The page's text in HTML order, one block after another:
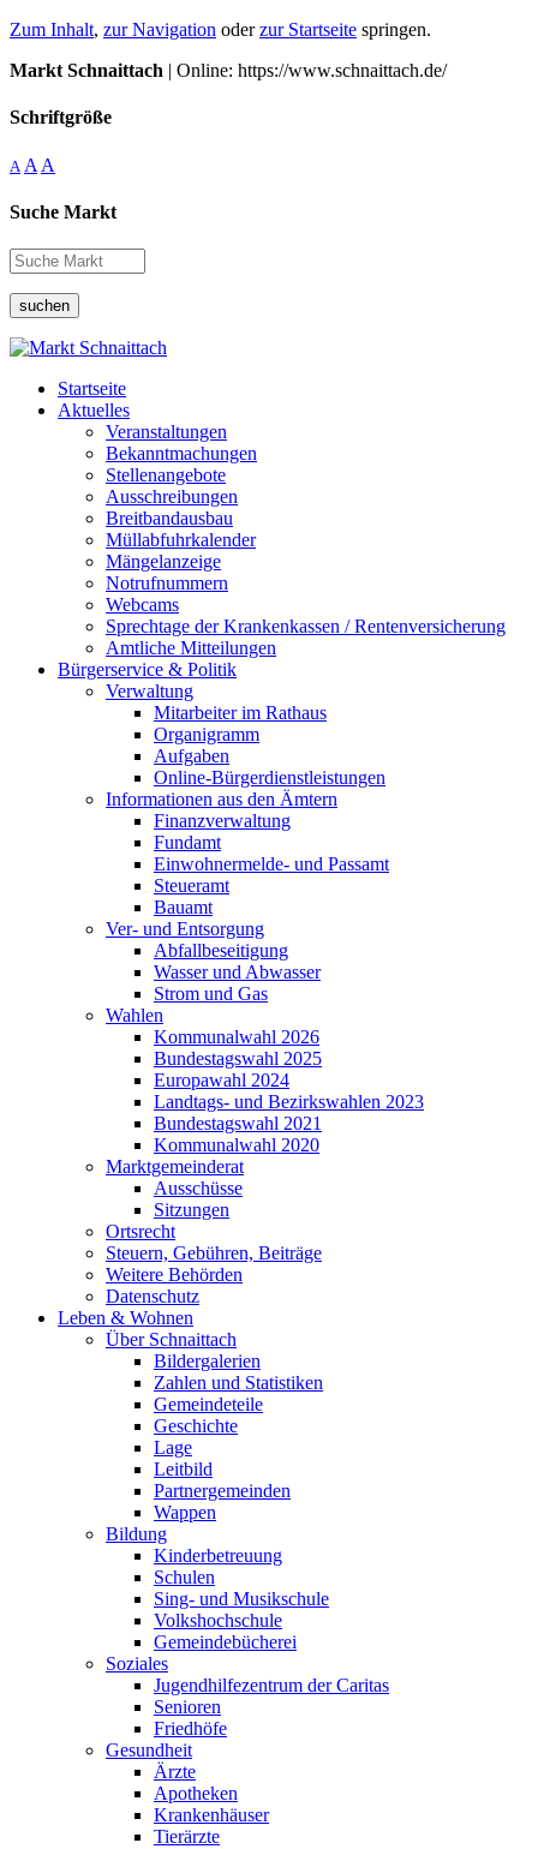
Zum Inhalt, zur Navigation oderzur Startseite springen.
Markt Schnaittach | Online: https://www.schnaittach.de/
Schriftgröße
A A A
Suche Markt
suchen
Startseite
Aktuelles
Veranstaltungen
Bekanntmachungen
Stellenangebote
Ausschreibungen
Breitbandausbau
Müllabfuhrkalender
Mängelanzeige
Notrufnummern
Webcams
Sprechtage der Krankenkassen / Rentenversicherung
Amtliche Mitteilungen
Bürgerservice & Politik
Verwaltung
Mitarbeiter im Rathaus
Organigramm
Aufgaben
Online-Bürgerdienstleistungen
Informationen aus den Ämtern
Finanzverwaltung
Fundamt
Einwohnermelde- und Passamt
Steueramt
Bauamt
Ver- und Entsorgung
Abfallbeseitigung
Wasser und Abwasser
Strom und Gas
Wahlen
Kommunalwahl 2026
Bundestagswahl 2025
Europawahl 2024
Landtags- und Bezirkswahlen 2023
Bundestagswahl 2021
Kommunalwahl 2020
Marktgemeinderat
Ausschüsse
Sitzungen
Ortsrecht
Steuern, Gebühren, Beiträge
Weitere Behörden
Datenschutz
Leben & Wohnen
Über Schnaittach
Bildergalerien
Zahlen und Statistiken
Gemeindeteile
Geschichte
Lage
Leitbild
Partnergemeinden
Wappen
Bildung
Kinderbetreuung
Schulen
Sing- und Musikschule
Volkshochschule
Gemeindebücherei
Soziales
Jugendhilfezentrum der Caritas
Senioren
Friedhöfe
Gesundheit
Ärzte
Apotheken
Krankenhäuser
Tierärzte